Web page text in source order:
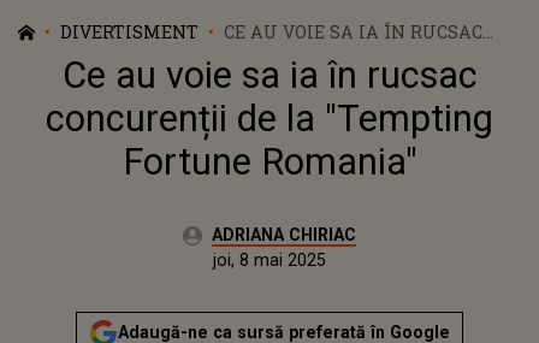
DIVERTISMENT
CE AU VOIE SA IA ÎN RUCSAC
CONCURENȚII DE LA "TEMPTING
FORTUNE ROMANIA"
Ce au voie sa ia în rucsac
concurenții de la "Tempting
Fortune Romania"
Autor:ADRIANA CHIRIAC
Actualizat:
joi, 8 mai 2025
Adaugă-ne ca sursă preferată în Google